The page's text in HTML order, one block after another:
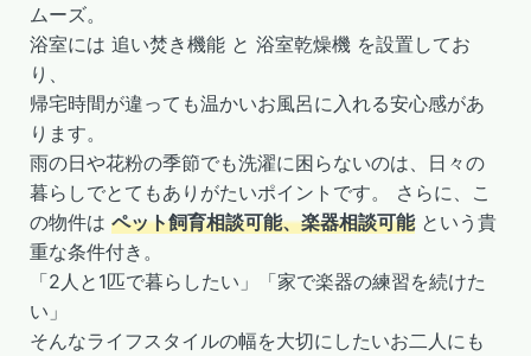
ムーズ。
浴室には 追い焚き機能 と 浴室乾燥機 を設置してお
り、
帰宅時間が違っても温かいお風呂に入れる安心感があ
ります。
雨の日や花粉の季節でも洗濯に困らないのは、日々の
暮らしでとてもありがたいポイントです。 さらに、こ
の物件は ペット飼育相談可能、楽器相談可能という貴
重な条件付き。
「2人と1匹で暮らしたい」「家で楽器の練習を続けた
い」
そんなライフスタイルの幅を大切にしたいお二人にも